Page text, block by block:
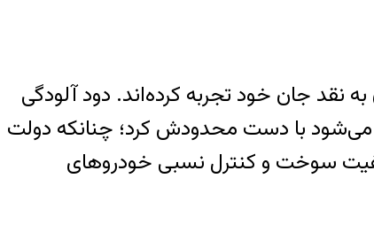
نقد جان خود تجربه کرده‌اند. دود آلودگی
با دست محدودش کرد؛ چنانکه دولت
سوخت و کنترل نسبی خودروهای